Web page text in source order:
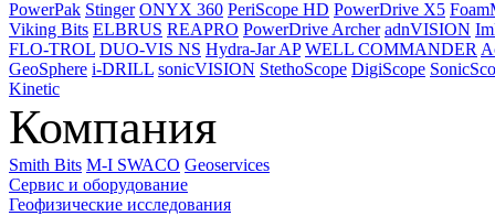
PowerPak Stinger ONYX 360 PeriScope HD PowerDrive X5
Viking Bits ELBRUS REAPRO PowerDrive Archer adnVISION
FLO-TROL DUO-VIS NS Hydra-Jar AP WELL COMMANDER
GeoSphere i-DRILL sonicVISION StethoScope DigiScope
Kinetic
Компания
Smith Bits M-I SWACO Geoservices
Сервис и оборудование
Геофизические исследования